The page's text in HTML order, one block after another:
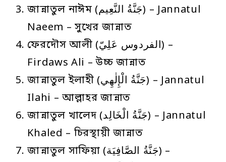
জান্নাতুল নাঈম (جَنَّةُ النَّعِيم) – Jannatul
Naeem – সুখের জান্নাত
ফেরদৌস আলী (الفردوس عَلِيّ) –
Firdaws Ali – উচ্চ জান্নাত
জান্নাতুল ইলাহী (جَنَّةُ الْإِلٰهِي) – Jannatul
Ilahi – আল্লাহর জান্নাত
জান্নাতুল খালেদ (جَنَّةُ الْخَالِد) – Jannatul
Khaled – চিরস্থায়ী জান্নাত
জান্নাতুল সাফিয়া (جَنَّةُ الصَّافِيَة) –